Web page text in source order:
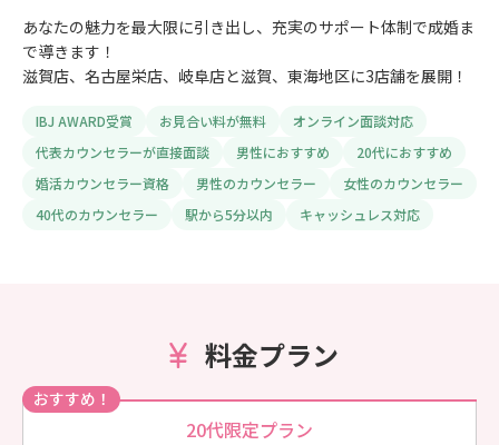
あなたの魅力を最大限に引き出し、充実のサポート体制で成婚ま
で導きます！
滋賀店、名古屋栄店、岐阜店と滋賀、東海地区に3店舗を展開！
IBJ AWARD受賞 お見合い料が無料
オンライン面談対応
代表カウンセラーが直接面談
男性におすすめ
20代におすすめ
婚活カウンセラー資格
男性のカウンセラー
女性のカウンセラー
40代のカウンセラー
駅から5分以内 キャッシュレス対応
料金プラン
おすすめ！
20代限定プラン